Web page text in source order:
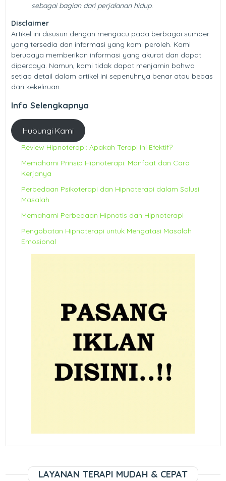
sebagai bagian dari perjalanan hidup.
Disclaimer
Artikel ini disusun dengan mengacu pada berbagai sumber
yang tersedia dan informasi yang kami peroleh. Kami
berupaya memberikan informasi yang akurat dan dapat
dipercaya. Namun, kami tidak dapat menjamin bahwa
setiap detail dalam artikel ini sepenuhnya benar atau bebas
dari kekeliruan.
Info Selengkapnya
Hubungi Kami
Review Hipnoterapi: Apakah Terapi Ini Efektif?
Memahami Prinsip Hipnoterapi: Manfaat dan Cara
Kerjanya
Perbedaan Psikoterapi dan Hipnoterapi dalam Solusi
Masalah
Memahami Perbedaan Hipnotis dan Hipnoterapi
Pengobatan Hipnoterapi untuk Mengatasi Masalah
Emosional
LAYANAN TERAPI MUDAH & CEPAT